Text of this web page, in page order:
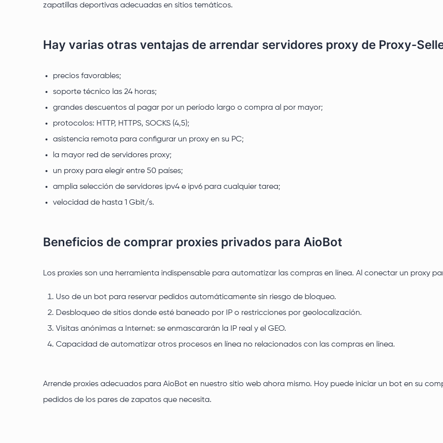
zapatillas deportivas adecuadas en sitios temáticos.
Hay varias otras ventajas de arrendar servidores proxy de Proxy-
precios favorables;
soporte técnico las 24 horas;
grandes descuentos al pagar por un período largo o compra al por mayor;
protocolos: HTTP, HTTPS, SOCKS (4,5);
asistencia remota para configurar un proxy en su PC;
la mayor red de servidores proxy;
un proxy para elegir entre 50 países;
amplia selección de servidores ipv4 e ipv6 para cualquier tarea;
velocidad de hasta 1 Gbit/s.
Beneficios de comprar proxies privados para AioBot
Los proxies son una herramienta indispensable para automatizar las compras en línea. Al conectar un proxy
Uso de un bot para reservar pedidos automáticamente sin riesgo de bloqueo.
Desbloqueo de sitios donde esté baneado por IP o restricciones por geolocalización.
Visitas anónimas a Internet: se enmascararán la IP real y el GEO.
Capacidad de automatizar otros procesos en línea no relacionados con las compras en línea.
Arrende proxies adecuados para AioBot en nuestro sitio web ahora mismo. Hoy puede iniciar un bot en su
pedidos de los pares de zapatos que necesita.